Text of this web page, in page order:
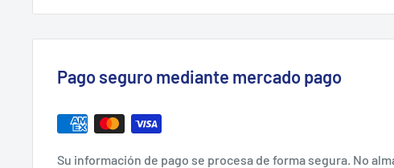
Pago seguro mediante mercado pago
Su información de pago se procesa de forma segura. No